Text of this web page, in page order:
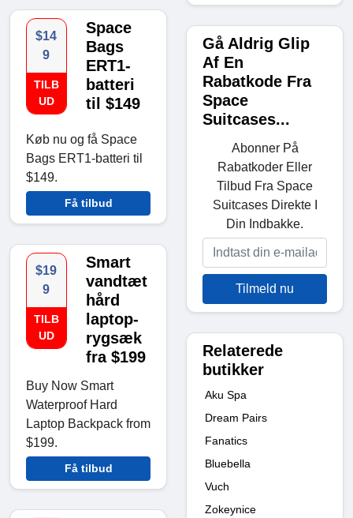
$14
9
TILB
UD
Space
Bags
ERT1-
batteri
til $149
Køb nu og få Space
Bags ERT1-batteri til
$149.
Få tilbud
$19
9
TILB
UD
Smart
vandtæt
hård
laptop-
rygsæk
fra $199
Buy Now Smart
Waterproof Hard
Laptop Backpack from
$199.
Få tilbud
Gå Aldrig Glip
Af En
Rabatkode Fra
Space
Suitcases...
Abonner På
Rabatkoder Eller
Tilbud Fra Space
Suitcases Direkte I
Din Indbakke.
Tilmeld nu
Relaterede
butikker
Aku Spa
Dream Pairs
Fanatics
Bluebella
Vuch
Zokeynice